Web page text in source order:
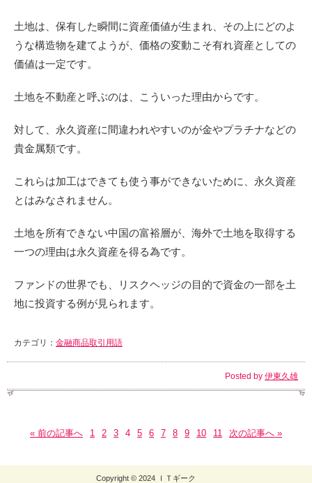
土地は、保有した瞬間に資産価値が生まれ、その上にどのよ
うな構造物を建てようが、価格の変動こそ有れ資産としての
価値は一定です。
土地を不動産と呼ぶのは、こういった理由からです。
対して、永久資産に間違われやすいのが金やプラチナなどの
貴金属類です。
これらは加工はできても使う事ができないために、永久資産
とはみなされません。
土地を所有できない中国の富裕層が、海外で土地を取得する
一つの理由は永久資産を得る為です。
ファンドの世界でも、リスクヘッジの目的で資金の一部を土
地に投資する例が見られます。
カテゴリ： 金融商品取引用語
Posted by 伊東久雄
« 前の記事へ 1 2 3 4 5 6 7 8 9 10 11 次の記事へ »
Copyright © 2024 ＩＴギーク